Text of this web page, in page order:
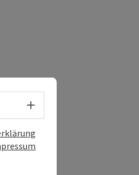
Sprachwahl - Menü öffnen